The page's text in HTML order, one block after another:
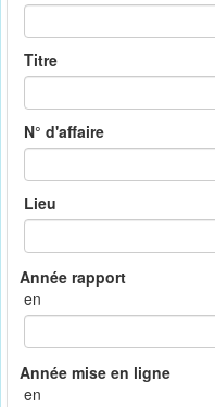
Titre
N° d'affaire
Lieu
en
en